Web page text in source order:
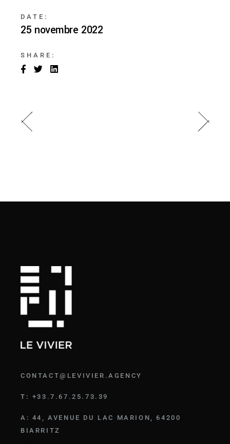
DATE:
25 novembre 2022
SHARE:
CONTACT@LEVIVIER.AGENCY
T: +33.7.67.25.73.39
A: 44, AVENUE DU LAC MARION, 64200
BIARRITZ